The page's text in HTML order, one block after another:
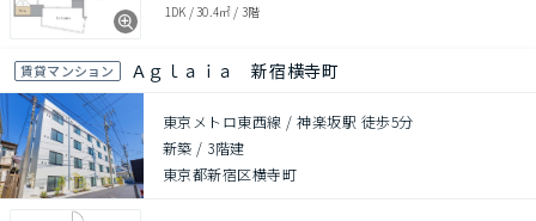
1DK /30.4㎡ / 3階
賃貸マンション Ａｇｌａｉａ 新宿横寺町
東京メトロ東西線 / 神楽坂駅 徒歩5分
新築 / 3階建
東京都新宿区横寺町